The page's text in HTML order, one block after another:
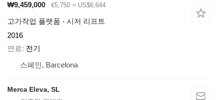
₩9,459,000 €5,750 ≈ US$6,644
고가작업 플랫폼 - 시저 리프트
2016
연료
전기
스페인, Barcelona
Merca Eleva, SL